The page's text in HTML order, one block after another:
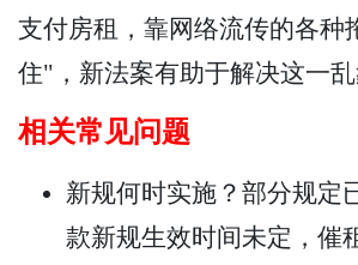
支付房租，靠网络流传的各种
住"，新法案有助于解决这一乱
相关常见问题
新规何时实施？部分规定
款新规生效时间未定，催